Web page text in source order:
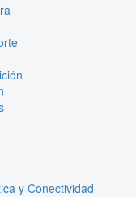
y Conectividad